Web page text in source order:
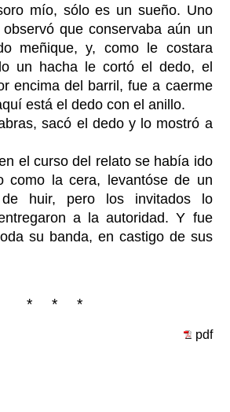
mío, sólo es un sueño. Uno
que conservaba aún un
meñique, y, como le costara
un hacha le cortó el dedo, el
encima del barril, fue a caerme
está el dedo con el anillo.
sacó el dedo y lo mostró a
el curso del relato se había ido
como la cera, levantóse de un
huir, pero los invitados lo
a la autoridad. Y fue
su banda, en castigo de sus
* * *
pdf